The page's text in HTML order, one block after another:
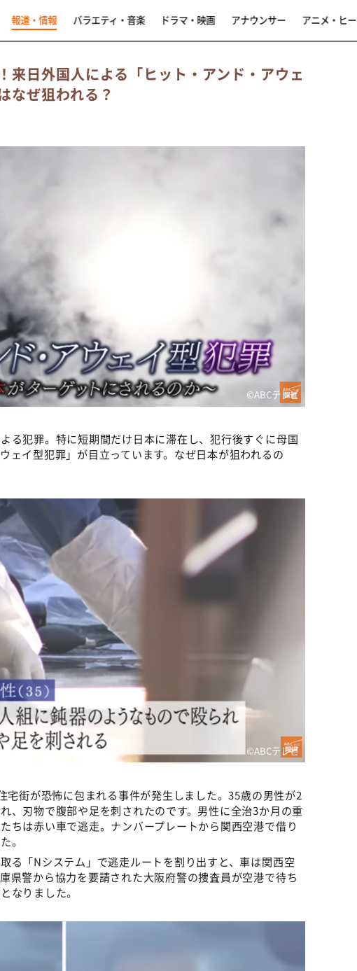
報道・情報 バラエティ・音楽 ドラマ・映画 アナウンサー アニメ・ヒ
来日外国人による「ヒット・アンド・アウェ
なぜ狙われる？
©ABCテレビ
る犯罪。特に短期間だけ日本に滞在し、犯行後すぐに母国
ェイ型犯罪」が目立っています。なぜ日本が狙われるの
©ABCテレビ
宅街が恐怖に包まれる事件が発生しました。35歳の男性が2
、刃物で腹部や足を刺されたのです。男性に全治3か月の重
ちは赤い車で逃走。ナンバープレートから関西空港で借り
。
る「Nシステム」で逃走ルートを割り出すと、車は関西空
県警から協力を要請された大阪府警の捜査員が空港で待ち
なりました。